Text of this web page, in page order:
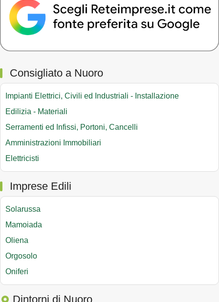
Consigliato a Nuoro
Impianti Elettrici, Civili ed Industriali - Installazione
Edilizia - Materiali
Serramenti ed Infissi, Portoni, Cancelli
Amministrazioni Immobiliari
Elettricisti
Imprese Edili
Solarussa
Mamoiada
Oliena
Orgosolo
Oniferi
Dintorni di Nuoro